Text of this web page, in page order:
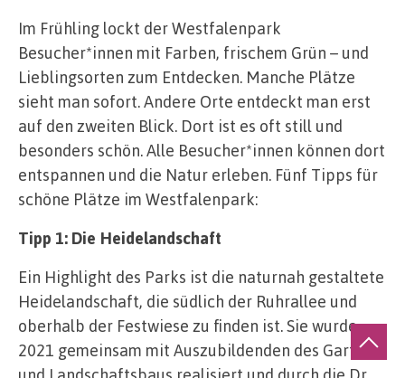
Im Frühling lockt der Westfalenpark
Besucher*innen mit Farben, frischem Grün – und
Lieblingsorten zum Entdecken. Manche Plätze
sieht man sofort. Andere Orte entdeckt man erst
auf den zweiten Blick. Dort ist es oft still und
besonders schön. Alle Besucher*innen können dort
entspannen und die Natur erleben. Fünf Tipps für
schöne Plätze im Westfalenpark:
Tipp 1: Die Heidelandschaft
Ein Highlight des Parks ist die naturnah gestaltete
Heidelandschaft, die südlich der Ruhrallee und
oberhalb der Festwiese zu finden ist. Sie wurde
2021 gemeinsam mit Auszubildenden des Garten-